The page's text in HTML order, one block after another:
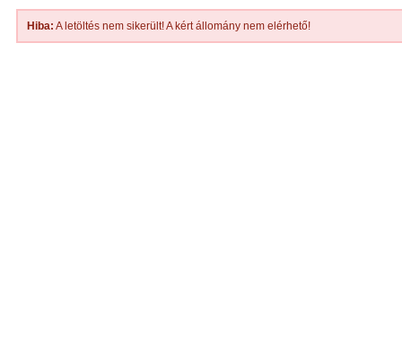
Hiba: A letöltés nem sikerült! A kért állomány nem elérhető!